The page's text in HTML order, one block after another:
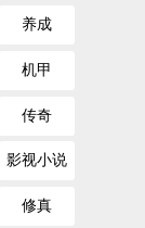
养成
机甲
传奇
影视小说
修真